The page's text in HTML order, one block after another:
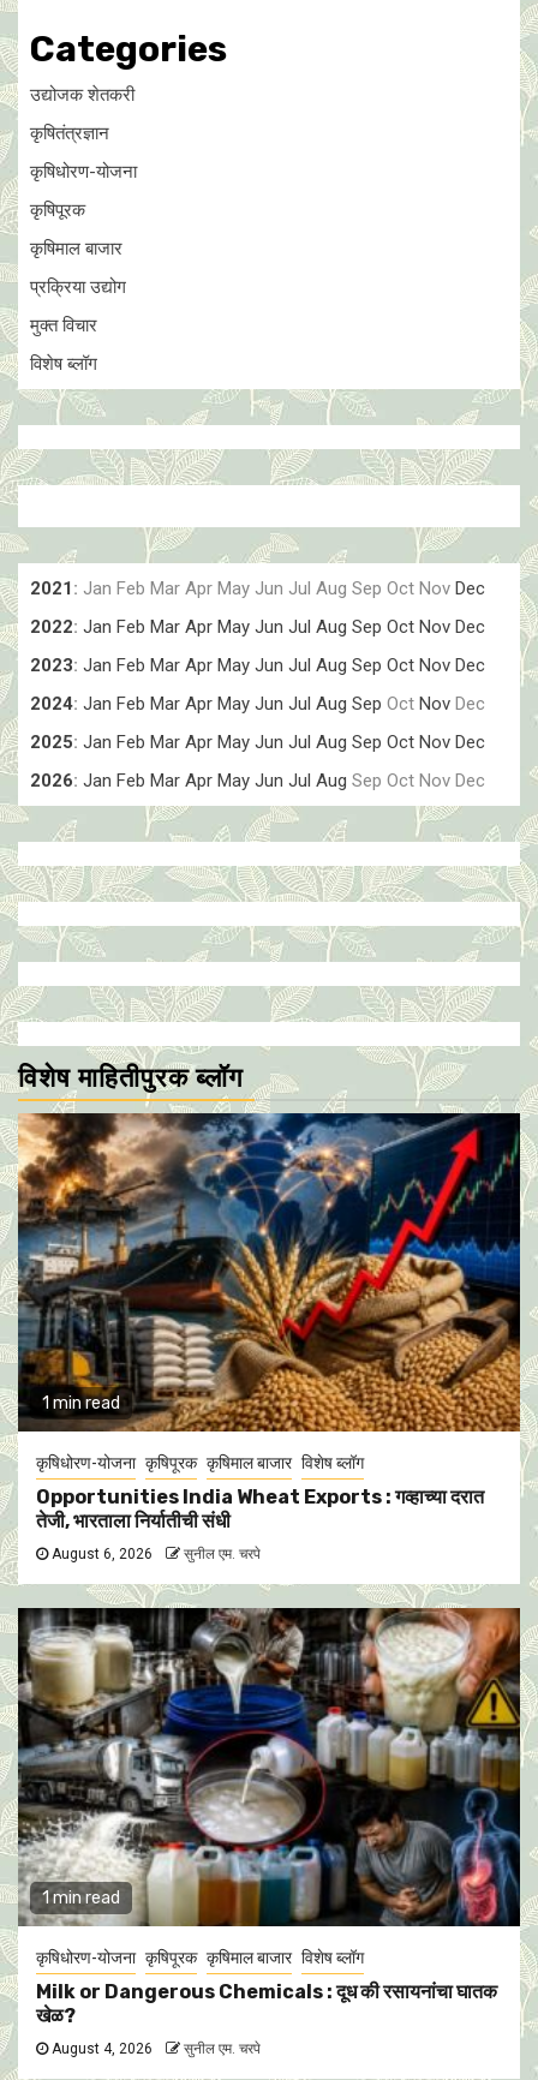
Categories
उद्योजक शेतकरी
कृषितंत्रज्ञान
कृषिधोरण-योजना
कृषिपूरक
कृषिमाल बाजार
प्रक्रिया उद्योग
मुक्त विचार
विशेष ब्लॉग
2021 : Jan Feb Mar Apr May Jun Jul Aug Sep Oct Nov Dec
2022: Jan Feb Mar Apr May Jun Jul Aug Sep Oct Nov Dec
2023: Jan Feb Mar Apr May Jun Jul Aug Sep Oct Nov Dec
2024: Jan Feb Mar Apr May Jun Jul Aug Sep Oct Nov Dec
2025: Jan Feb Mar Apr May Jun Jul Aug Sep Oct Nov Dec
2026: Jan Feb Mar Apr May Jun Jul Aug Sep Oct Nov Dec
विशेष माहितीपुरक ब्लॉग
1 min read
कृषिधोरण-योजना कृषिपूरक कृषिमाल बाजार विशेष ब्लॉग
Opportunities India Wheat Exports : गव्हाच्या दरात
तेजी, भारताला निर्यातीची संधी
August 6, 2026 सुनील एम. चरपे
1 min read
कृषिधोरण-योजना कृषिपूरक कृषिमाल बाजार विशेष ब्लॉग
Milk or Dangerous Chemicals : दूध की रसायनांचा घातक
खेळ?
August 4, 2026 सुनील एम. चरपे